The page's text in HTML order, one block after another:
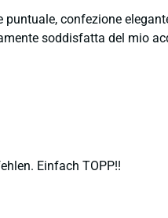
confezione
soddisfatta del mio
Einfach TOPP!!